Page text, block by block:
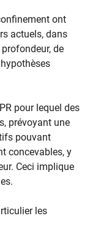
ont
actuels, dans
de
pour lequel des
prévoyant une
pouvant
concevables, y
Ceci implique
les